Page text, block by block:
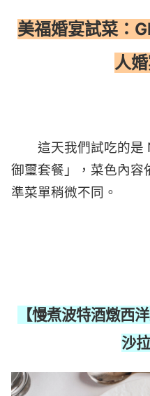
美福婚宴試菜：
人
這天我們試吃的是
御璽套餐」，菜色內容
準菜單稍微不同。
【慢煮波特酒燉西
沙拉